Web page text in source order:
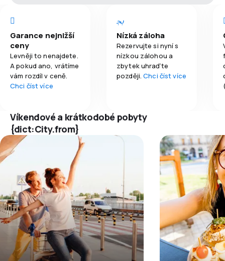
Garance nejnižší
ceny
Levněji to nenajdete.
A pokud ano, vrátíme
vám rozdíl v ceně.
Chci číst více
Nízká záloha
Rezervujte si nyní s
nízkou zálohou a
zbytek uhraďte
později.Chci číst více
Víkendové a krátkodobé pobyty
{dict:City.from}